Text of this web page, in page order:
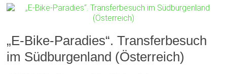
„E-Bike-Paradies“. Transferbesuch
im Südburgenland (Österreich)